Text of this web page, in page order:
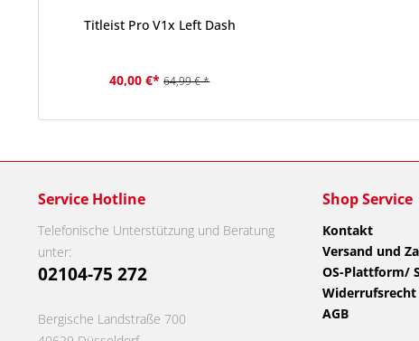
Titleist Pro V1x Left Dash
40,00 €* 64,99 € *
Service Hotline
Telefonische Unterstützung und Beratung
unter:
02104-75 272
Bergische Landstraße 700
Shop Service
Kontakt
Versand und
OS-Plattform/
Widerrufsrecht
AGB